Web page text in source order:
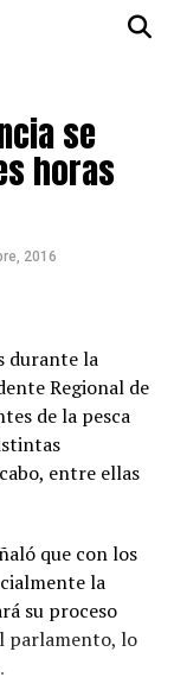
se
horas
2016
durante la
Regional de
de la pesca
entre ellas
que con los
la
su proceso
parlamento, lo